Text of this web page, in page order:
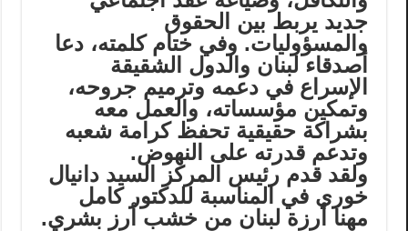
جديد يربط بين الحقوق
والمسؤوليات. وفي ختام كلمته، دعا
أصدقاء لبنان والدول الشقيقة
الإسراع في دعمه وترميم جروحه،
وتمكين مؤسساته، والعمل معه
بشراكة حقيقية تحفظ كرامة شعبه
وتدعم قدرته على النهوض.
ولقد قدم رئيس المركز السيد دانيال
خوري في المناسبة للدكتور كامل
مهنا أرزة لبنان من خشب أرز بشري.